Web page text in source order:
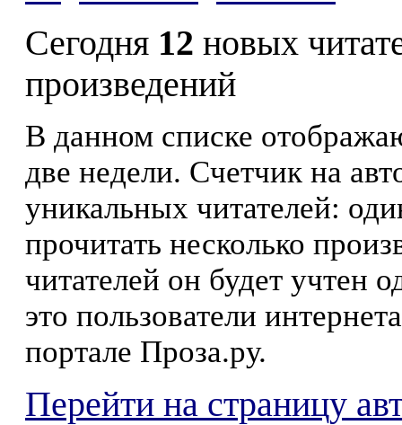
Сегодня 12 новых
произведений
В данном списке
две недели. Счетчик на
уникальных читателей:
прочитать несколько
читателей он будет учтен
это пользователи
портале Проза.ру.
Перейти на страницу